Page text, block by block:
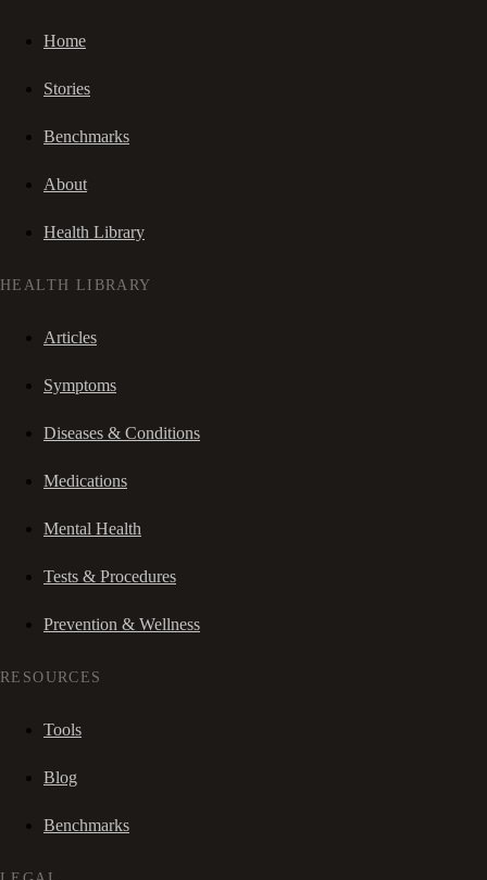
Home
Stories
Benchmarks
About
Health Library
HEALTH LIBRARY
Articles
Symptoms
Diseases & Conditions
Medications
Mental Health
Tests & Procedures
Prevention & Wellness
RESOURCES
Tools
Blog
Benchmarks